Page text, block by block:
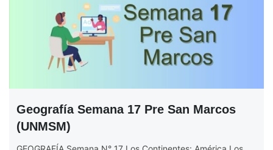
Geografía Semana 17 Pre San Marcos
(UNMSM)